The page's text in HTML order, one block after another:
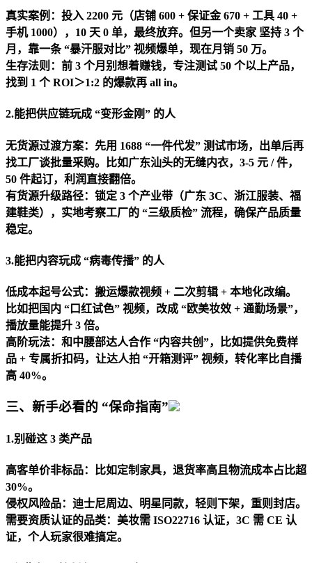
真实案例：投入 2200 元（店铺 600 + 保证金 670 + 工具 40 +
手机 1000），10 天 0 单，最终放弃。但另一个卖家 坚持 3 个
月，靠一条 “暴汗服对比” 视频爆单，现在月销 50 万。
生存法则：前 3 个月别想着赚钱，专注测试 50 个以上产品，
找到 1 个 ROI＞1:2 的爆款再 all in。
2.能把供应链玩成 “变形金刚” 的人
无货源过渡方案：先用 1688 “一件代发” 测试市场，出单后再
找工厂谈批量采购。比如广东汕头的无缝内衣，3-5 元 / 件，
50 件起订，利润直接翻倍。
有货源升级路径：锁定 3 个产业带（广东 3C、浙江服装、福
建鞋类），实地考察工厂的 “三级质检” 流程，确保产品质量
稳定。
3.能把内容玩成 “病毒传播” 的人
低成本起号公式：搬运爆款视频 + 二次剪辑 + 本地化改编。
比如把国内 “口红试色” 视频，改成 “欧美妆效 + 通勤场景”，
播放量能提升 3 倍。
高阶玩法：和中腰部达人合作 “内容共创”，比如提供免费样
品 + 专属折扣码，让达人拍 “开箱测评” 视频，转化率比自播
高 40%。
三、新手必看的 “保命指南”
1.别碰这 3 类产品
高客单价非标品：比如定制家具，退货率高且物流成本占比超
30%。
侵权风险品：迪士尼周边、明星同款，轻则下架，重则封店。
需要资质认证的品类：美妆需 ISO22716 认证，3C 需 CE 认
证，个人玩家很难搞定。